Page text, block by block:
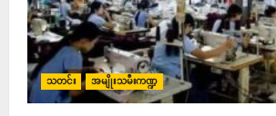
သတင်း အမျိုးသမီးကဏ္ဍ